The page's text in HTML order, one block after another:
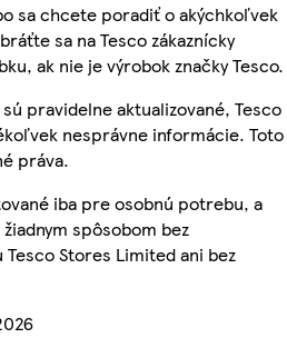
sa chcete poradiť o akýchkoľvek
sa na Tesco zákaznícky
ak nie je výrobok značky Tesco.
pravidelne aktualizované, Tesco
nesprávne informácie. Toto
práva.
iba pre osobnú potrebu, a
spôsobom bez
Stores Limited ani bez